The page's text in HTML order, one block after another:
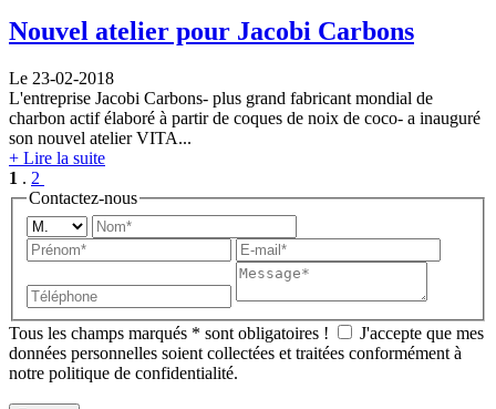
Nouvel atelier pour Jacobi Carbons
Le 23-02-2018
L'entreprise Jacobi Carbons- plus grand fabricant mondial de
charbon actif élaboré à partir de coques de noix de coco- a inauguré
son nouvel atelier VITA...
+ Lire la suite
1 . 2
Contactez-nous
Tous les champs marqués * sont obligatoires !
J'accepte que mes
données personnelles soient collectées et traitées conformément à
notre politique de confidentialité.